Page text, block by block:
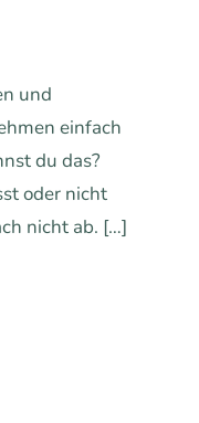
und
einfach
du das?
oder nicht
nicht ab. […]